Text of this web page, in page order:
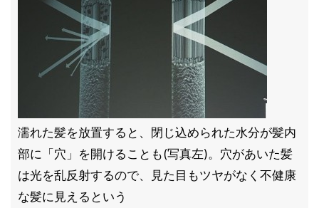
濡れた髪を放置すると、閉じ込められた水分が髪内
部に「穴」を開けることも(写真左)。穴があいた髪
は光を乱反射するので、見た目もツヤがなく不健康
な髪に見えるという